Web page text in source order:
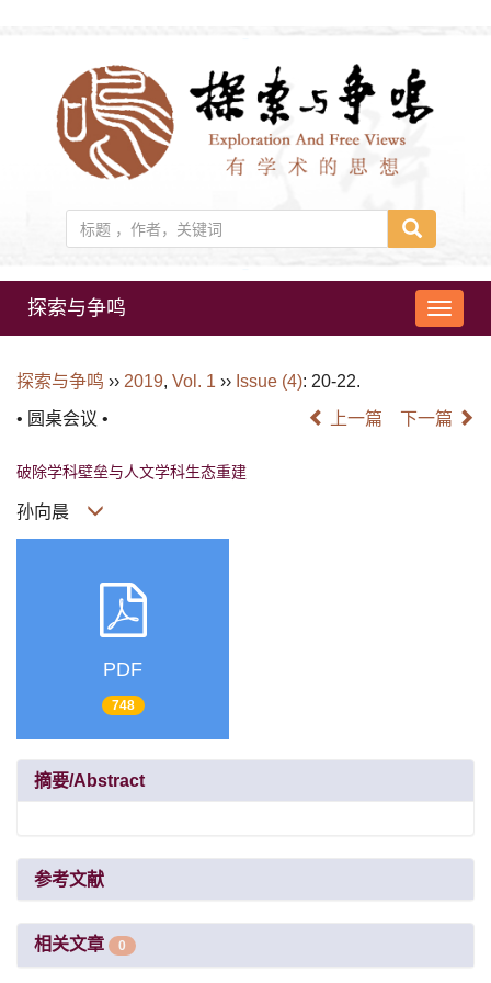
导
航
探索与争鸣
探索与争鸣 ›› 2019, Vol. 1 ›› Issue (4): 20-22.
• 圆桌会议 •
上一篇 下一篇
破除学科壁垒与人文学科生态重建
孙向晨
PDF
748
摘要/Abstract
参考文献
相关文章 0